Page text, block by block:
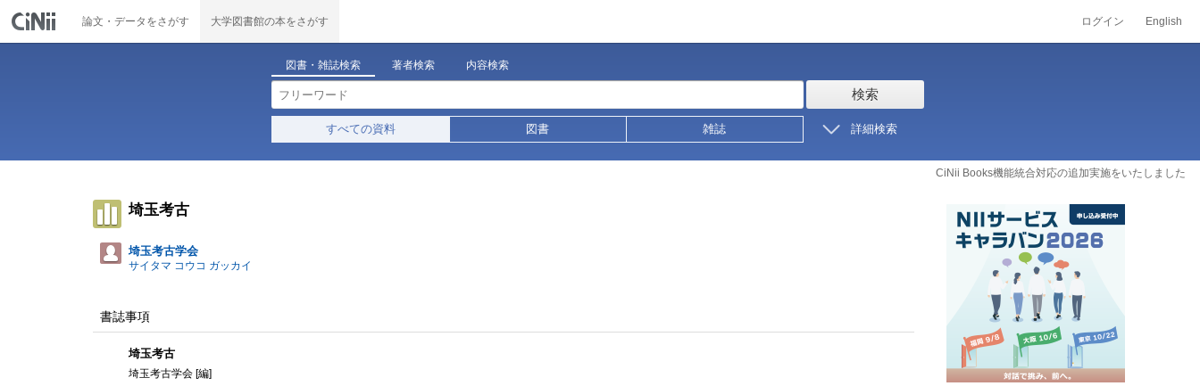
論文・データをさがす 大学図書館の本をさがす ログイン English
図書・雑誌検索 著者検索 内容検索
検索
すべての資料 図書 雑誌 詳細検索
CiNii Books機能統合対応の追加実施をいたしました
埼玉考古
埼玉考古学会
サイタマ コウコ ガッカイ
書誌事項
埼玉考古
埼玉考古学会 [編]